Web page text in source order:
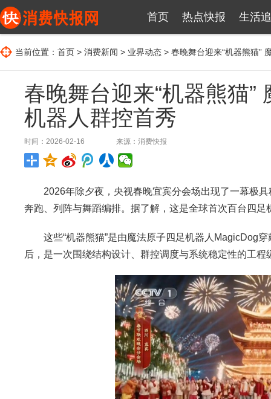
首页 热点快报 生活
当前位置： 首页 > 消费新闻 > 业界动态 > 春晚舞台迎来“机器熊猫”
春晚舞台迎来“机器熊猫
机器人群控首秀
时间：2026-02-16 来源： 消费快报
2026年除夕夜，央视春晚宜宾分会场出现了一幕极具
奔跑、列阵与舞蹈编排。据了解，这是全球首次百台四
这些“机器熊猫”是由魔法原子四足机器人MagicDog穿
后，是一次围绕结构设计、群控调度与系统稳定性的工程